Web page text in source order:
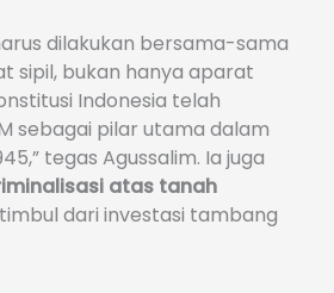
dilakukan bersama-sama
sipil, bukan hanya aparat
Indonesia telah
sebagai pilar utama dalam
tegas Agussalim. Ia juga
atas tanah
dari investasi tambang